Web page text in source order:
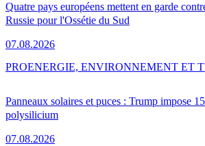
Quatre pays européens mettent en garde
Russie pour l'Ossétie du Sud
07.08.2026
Panneaux solaires et puces : Trump impose
polysilicium
07.08.2026
PROENERGIE, ENVIRONNEMENT ET